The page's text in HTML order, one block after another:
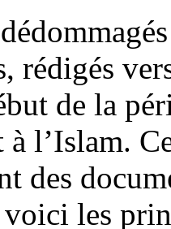
rédigés
de la
à l’Islam.
des
les